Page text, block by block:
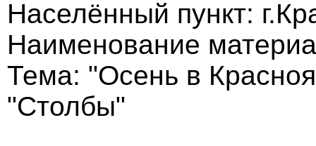
Населённый пункт:
Наименование
Тема: "Осень в
"Столбы"